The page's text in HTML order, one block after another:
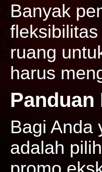
Banyak
ruang
harus
Panduan
Bagi Anda
adalah